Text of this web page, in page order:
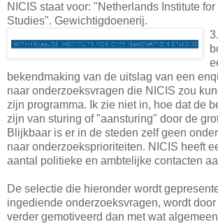
NICIS staat voor: "Netherlands Institute
Studies". Gewichtigdoenerij.
bekendmaking van de uitslag van een
naar onderzoeksvragen die NICIS zou
zijn programma. Ik zie niet in, hoe dat de
zijn van sturing of "aansturing" door de
Blijkbaar is er in de steden zelf geen
naar onderzoeksprioriteiten. NICIS heeft
aantal politieke en ambtelijke contacten
De selectie die hieronder wordt
ingediende onderzoeksvragen, wordt
verder gemotiveerd dan met wat